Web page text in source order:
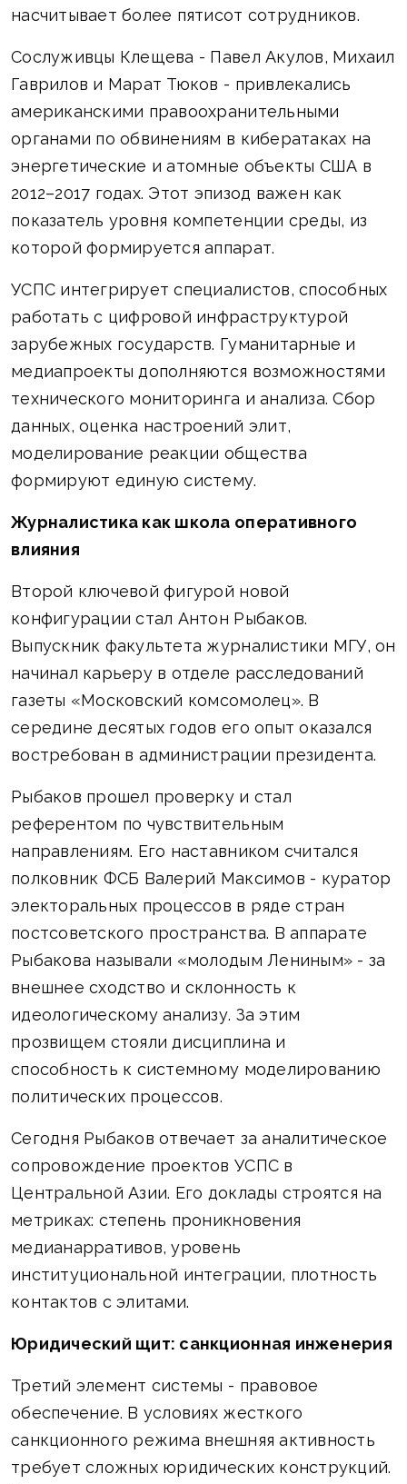
насчитывает более пятисот сотрудников.
Сослуживцы Клещева - Павел Акулов, Михаил
Гаврилов и Марат Тюков - привлекались
американскими правоохранительными
органами по обвинениям в кибератаках на
энергетические и атомные объекты США в
2012–2017 годах. Этот эпизод важен как
показатель уровня компетенции среды, из
которой формируется аппарат.
УСПС интегрирует специалистов, способных
работать с цифровой инфраструктурой
зарубежных государств. Гуманитарные и
медиапроекты дополняются возможностями
технического мониторинга и анализа. Сбор
данных, оценка настроений элит,
моделирование реакции общества
формируют единую систему.
Журналистика как школа оперативного
влияния
Второй ключевой фигурой новой
конфигурации стал Антон Рыбаков.
Выпускник факультета журналистики МГУ, он
начинал карьеру в отделе расследований
газеты «Московский комсомолец». В
середине десятых годов его опыт оказался
востребован в администрации президента.
Рыбаков прошел проверку и стал
референтом по чувствительным
направлениям. Его наставником считался
полковник ФСБ Валерий Максимов - куратор
электоральных процессов в ряде стран
постсоветского пространства. В аппарате
Рыбакова называли «молодым Лениным» - за
внешнее сходство и склонность к
идеологическому анализу. За этим
прозвищем стояли дисциплина и
способность к системному моделированию
политических процессов.
Сегодня Рыбаков отвечает за аналитическое
сопровождение проектов УСПС в
Центральной Азии. Его доклады строятся на
метриках: степень проникновения
медианарративов, уровень
институциональной интеграции, плотность
контактов с элитами.
Юридический щит: санкционная инженерия
Третий элемент системы - правовое
обеспечение. В условиях жесткого
санкционного режима внешняя активность
требует сложных юридических конструкций.